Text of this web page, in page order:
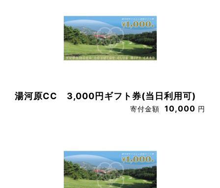
湯河原CC 3,000円ギフト券(当日利用可)
寄付金額 10,000 円